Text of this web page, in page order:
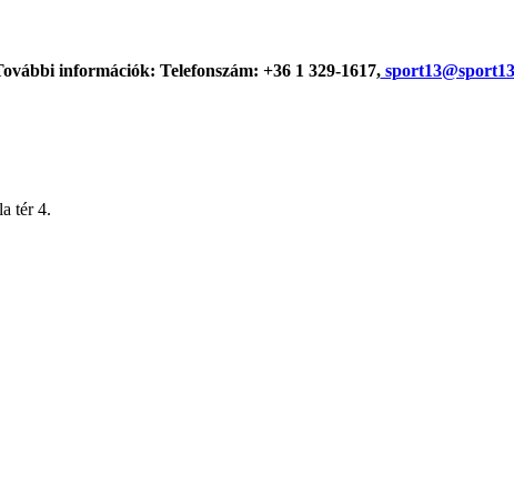
információk: Telefonszám: +36 1 329-1617,
tér 4.